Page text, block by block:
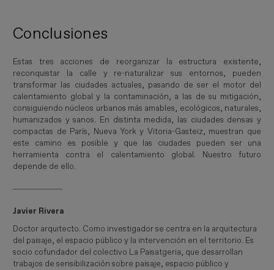
Conclusiones
Estas tres acciones de reorganizar la estructura existente,
reconquistar la calle y re-naturalizar sus entornos, pueden
transformar las ciudades actuales, pasando de ser el motor del
calentamiento global y la contaminación, a las de su mitigación,
consiguiendo núcleos urbanos más amables, ecológicos, naturales,
humanizados y sanos. En distinta medida, las ciudades densas y
compactas de París, Nueva York y Vitoria-Gasteiz, muestran que
este camino es posible y que las ciudades pueden ser una
herramienta contra el calentamiento global. Nuestro futuro
depende de ello.
Javier Rivera
Doctor arquitecto. Como investigador se centra en la arquitectura
del paisaje, el espacio público y la intervención en el territorio. Es
socio cofundador del colectivo La Paisatgeria, que desarrollan
trabajos de sensibilización sobre paisaje, espacio público y